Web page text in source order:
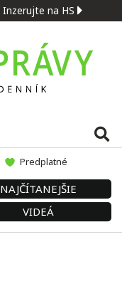
Inzerujte na HS
Predplatné
NAJČÍTANEJŠIE
VIDEÁ